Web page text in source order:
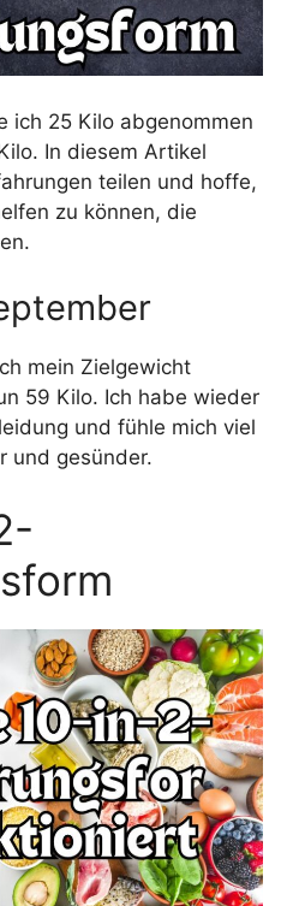
ich 25 Kilo abgenommen
In diesem Artikel
teilen und hoffe,
zu können, die
mein Zielgewicht
59 Kilo. Ich habe wieder
und fühle mich viel
und gesünder.